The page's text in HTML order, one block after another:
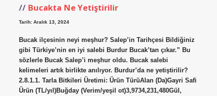
Bucakta Ne Yetiştirilir
Tarih: Aralık 13, 2024
Bucak ilçesinin neyi meşhur? Salep’in Tarihçesi Bildiğiniz
gibi Türkiye’nin en iyi salebi Burdur Bucak’tan çıkar.” Bu
sözlerle Bucak Salep’i meşhur oldu. Bucak salebi
kelimeleri artık birlikte anılıyor. Burdur’da ne yetiştirilir?
2.8.1.1. Tarla Bitkileri Üretimi: Ürün TürüAlan (Da)Gayri Safi
Ürün (TL/yıl)Buğday (Verim/yeşil ot)3,9734,231,480Gül,